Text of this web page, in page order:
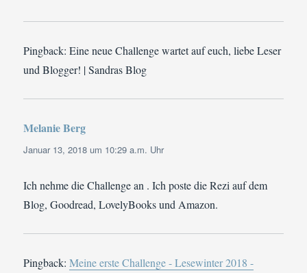
Pingback: Eine neue Challenge wartet auf euch, liebe Leser
und Blogger! | Sandras Blog
Melanie Berg
Januar 13, 2018 um 10:29 a.m. Uhr
Ich nehme die Challenge an . Ich poste die Rezi auf dem
Blog, Goodread, LovelyBooks und Amazon.
Pingback:Meine erste Challenge - Lesewinter 2018 -